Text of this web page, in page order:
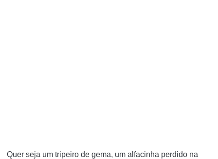
Quer seja um tripeiro de gema, um alfacinha perdido na